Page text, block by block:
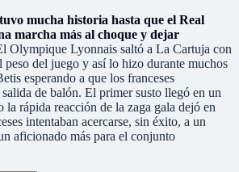
mucha historia hasta que el Real
marcha más al choque y dejar
Olympique Lyonnais saltó a La Cartuja con
del juego y así lo hizo durante muchos
esperando a que los franceses
de balón. El primer susto llegó en un
la rápida reacción de la zaga gala dejó en
intentaban acercarse, sin éxito, a un
aficionado más para el conjunto